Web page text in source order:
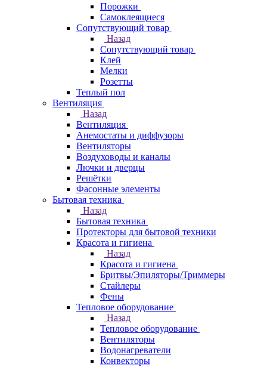
Порожки
Самоклеящиеся
Сопутствующий товар
Назад
Сопутствующий товар
Клей
Мелки
Розетты
Теплый пол
Вентиляция
Назад
Вентиляция
Анемостаты и диффузоры
Вентиляторы
Воздуховоды и каналы
Лючки и дверцы
Решётки
Фасонные элементы
Бытовая техника
Назад
Бытовая техника
Протекторы для бытовой техники
Красота и гигиена
Назад
Красота и гигиена
Бритвы/Эпиляторы/Триммеры
Стайлеры
Фены
Тепловое оборудование
Назад
Тепловое оборудование
Вентиляторы
Водонагреватели
Конвекторы